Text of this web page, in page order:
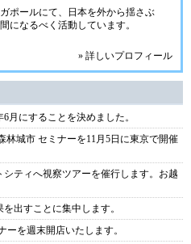
ポールにて、日本を外から揺さぶ
になるべく活動しています。
» 詳しいプロフィール
月にすることを決めました。
林城市 セミナーを11月5日に東京で開催
ティへ視察ツアーを催行します。お越
出すことに集中します。
ーを週末開店いたします。